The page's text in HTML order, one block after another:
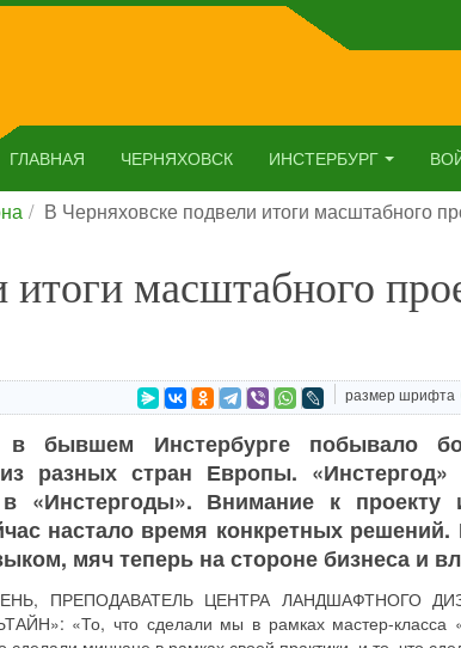
ГЛАВНАЯ ЧЕРНЯХОВСК ИНСТЕРБУРГ
В Черняховске подвели итоги масштабного
масштабного
размер шрифта
бывшем Инстербурге побывало
из разных стран Европы.
в «Инстергоды». Внимание к проекту
настало время конкретных
мяч теперь на стороне бизнеса и
ПРЕПОДАВАТЕЛЬ ЦЕНТРА ЛАНДШАФТНОГО
«То, что сделали мы в рамках мастер-класса